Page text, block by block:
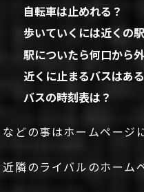
自転車は止めれる？
歩いていくには近くの
駅についたら何口から
近くに止まるバスはあ
バスの時刻表は？
などの事はホームページ
近隣のライバルのホーム